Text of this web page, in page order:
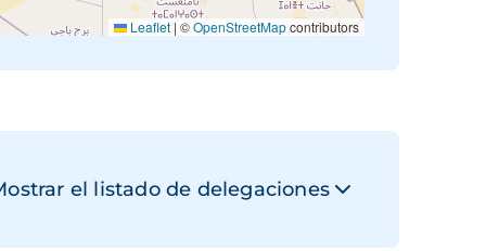
Leaflet | ©OpenStreetMapcontributors
el listado de delegaciones